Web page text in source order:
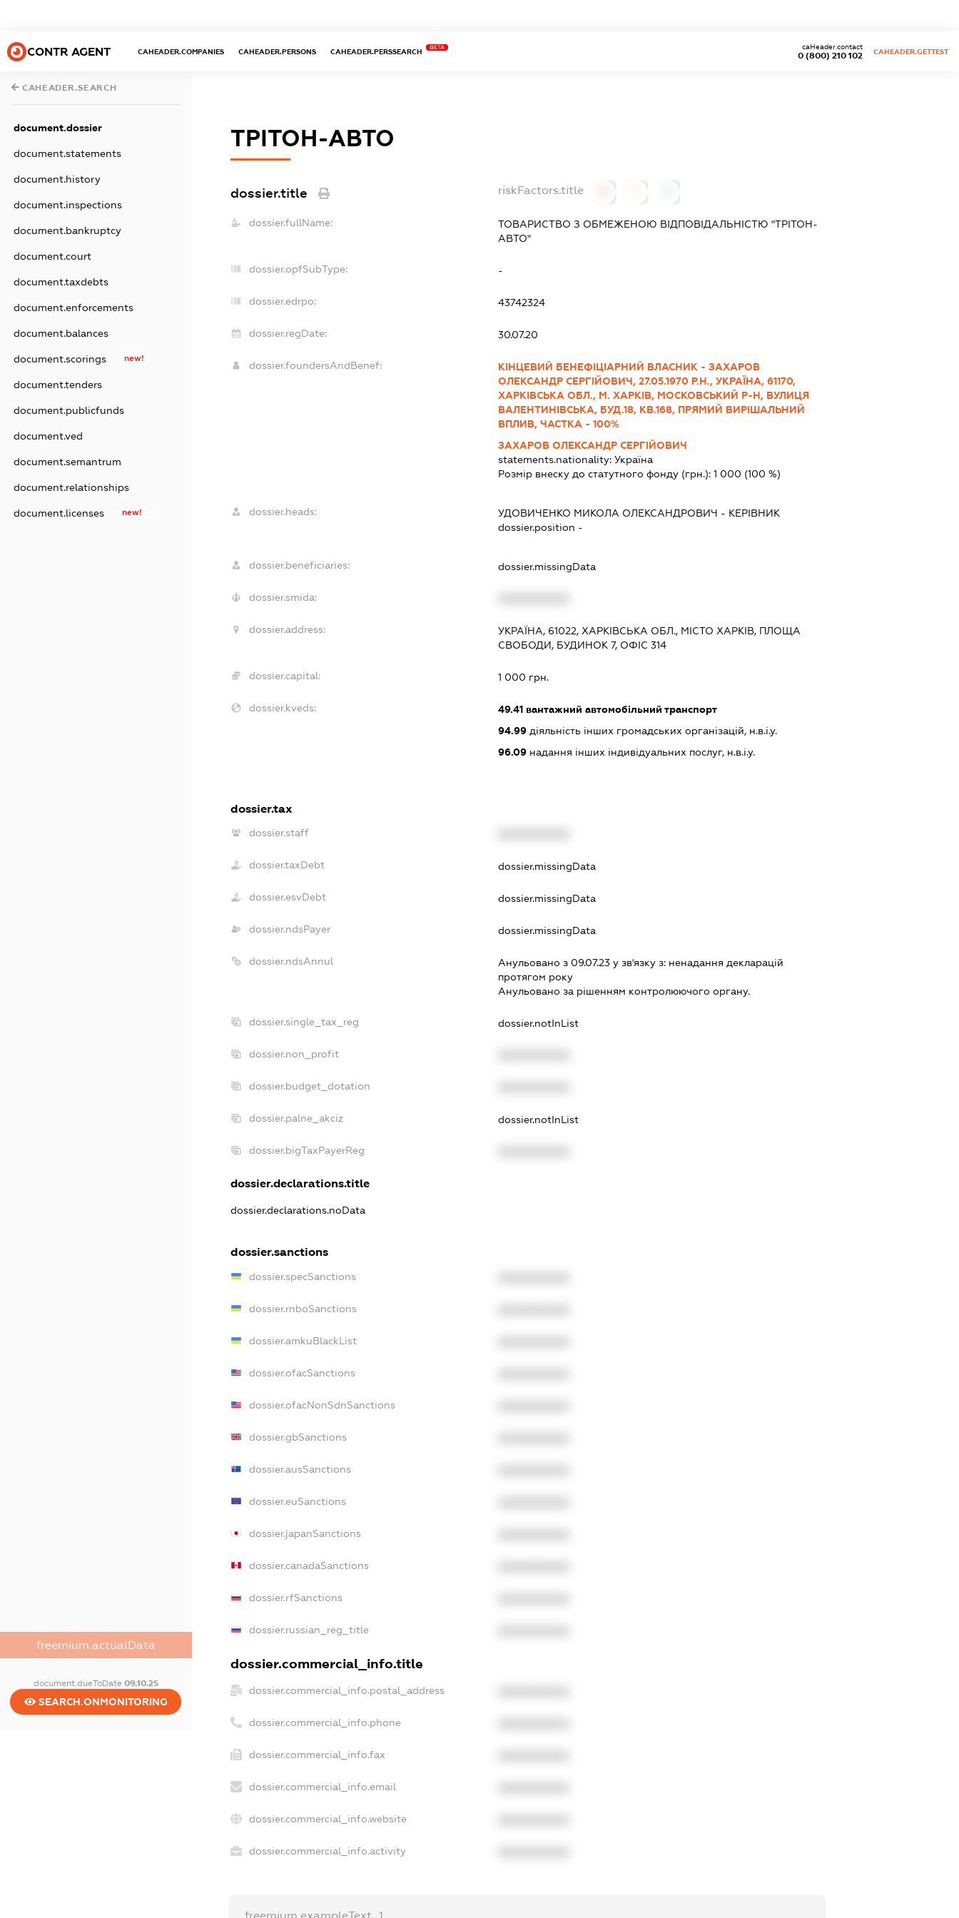
CONTR AGENT CAHEADER.COMPANIES CAHEADER.PERSONS CAHEADER.PERSSEARCH
BETA
0 (800) 210 102
caHeader.contact
CAHEADER.GETTEST
CAHEADER.SEARCH
document.dossier
document.statements
document.history
document.inspections
document.bankruptcy
document.court
document.taxdebts
document.enforcements
document.balances
document.scorings new!
document.tenders
document.publicfunds
document.ved
document.semantrum
document.relationships
document.licenses new!
freemium.actualData
document.dueToDate 09.10.25
SEARCH.ONMONITORING
ТРІТОН-АВТО
dossier.title riskFactors.title
dossier.fullName:
ТОВАРИСТВО З ОБМЕЖЕНОЮ ВІДПОВІДАЛЬНІСТЮ "ТРІТОН-
АВТО"
dossier.opfSubType: -
dossier.edrpo: 43742324
dossier.regDate: 30.07.20
dossier.foundersAndBenef:
КІНЦЕВИЙ БЕНЕФІЦІАРНИЙ ВЛАСНИК - ЗАХАРОВ
ОЛЕКСАНДР СЕРГІЙОВИЧ, 27.05.1970 Р.Н., УКРАЇНА, 61170,
ХАРКІВСЬКА ОБЛ., М. ХАРКІВ, МОСКОВСЬКИЙ Р-Н, ВУЛИЦЯ
ВАЛЕНТИНІВСЬКА, БУД.18, КВ.168, ПРЯМИЙ ВИРІШАЛЬНИЙ
ВПЛИВ, ЧАСТКА - 100%
ЗАХАРОВ ОЛЕКСАНДР СЕРГІЙОВИЧ
statements.nationality: Україна
Розмір внеску до статутного фонду (грн.): 1 000 (100 %)
dossier.heads: УДОВИЧЕНКО МИКОЛА ОЛЕКСАНДРОВИЧ - КЕРІВНИК
dossier.position -
dossier.beneficiaries: dossier.missingData
dossier.smida:
dossier.address:
УКРАЇНА, 61022, ХАРКІВСЬКА ОБЛ., МІСТО ХАРКІВ, ПЛОЩА
СВОБОДИ, БУДИНОК 7, ОФІС 314
dossier.capital: 1 000 грн.
dossier.kveds: 49.41вантажний автомобільний транспорт
94.99діяльність інших громадських організацій, н.в.і.у.
96.09надання інших індивідуальних послуг, н.в.і.у.
dossier.tax
dossier.staff
dossier.taxDebt dossier.missingData
dossier.esvDebt dossier.missingData
dossier.ndsPayer dossier.missingData
dossier.ndsAnnul Анульовано з 09.07.23 у зв'язку з: ненадання декларацiй
протягом року
Анульовано за рiшенням контролюючого органу.
dossier.single_tax_reg dossier.notInList
dossier.non_profit
dossier.budget_dotation
dossier.palne_akciz dossier.notInList
dossier.bigTaxPayerReg
dossier.declarations.title
dossier.declarations.noData
dossier.sanctions
dossier.specSanctions
dossier.rnboSanctions
dossier.amkuBlackList
dossier.ofacSanctions
dossier.ofacNonSdnSanctions
dossier.gbSanctions
dossier.ausSanctions
dossier.euSanctions
dossier.japanSanctions
dossier.canadaSanctions
dossier.rfSanctions
dossier.russian_reg_title
dossier.commercial_info.title
dossier.commercial_info.postal_address
dossier.commercial_info.phone
dossier.commercial_info.fax
dossier.commercial_info.email
dossier.commercial_info.website
dossier.commercial_info.activity